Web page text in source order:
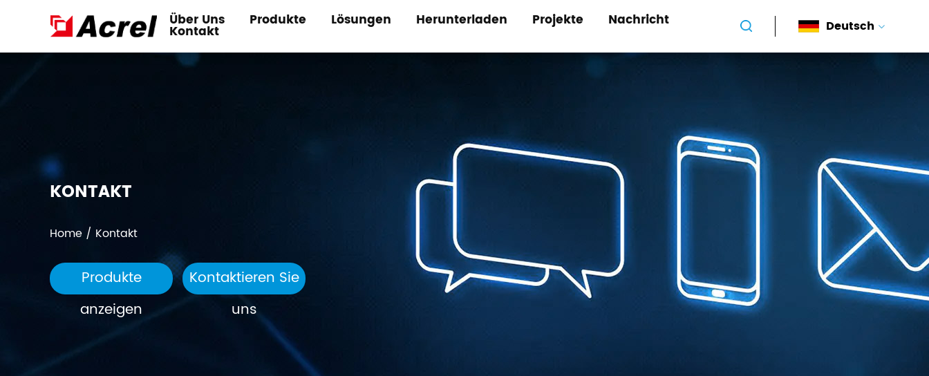
Über Uns Produkte Lösungen Herunterladen Projekte Nachricht
Kontakt Deutsch
KONTAKT
Home / Kontakt
Produkte
anzeigen
Kontaktieren Sie
uns